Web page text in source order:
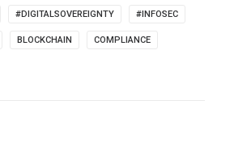
#DIGITALSOVEREIGNTY #INFOSEC
BLOCKCHAIN COMPLIANCE